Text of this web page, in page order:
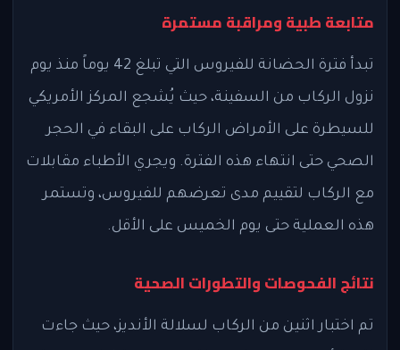
متابعة طبية ومراقبة مستمرة
تبدأ فترة الحضانة للفيروس التي تبلغ 42 يوماً منذ يوم
نزول الركاب من السفينة، حيث يُشجع المركز الأمريكي
للسيطرة على الأمراض الركاب على البقاء في الحجر
الصحي حتى انتهاء هذه الفترة. ويجري الأطباء مقابلات
مع الركاب لتقييم مدى تعرضهم للفيروس، وتستمر
هذه العملية حتى يوم الخميس على الأقل.
نتائج الفحوصات والتطورات الصحية
تم اختبار اثنين من الركاب لسلالة الأنديز، حيث جاءت